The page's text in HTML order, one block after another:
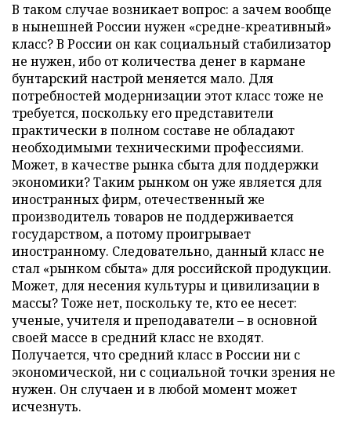
В таком случае возникает вопрос: а зачем вообще
в нынешней России нужен «средне-креативный»
класс? В России он как социальный стабилизатор
не нужен, ибо от количества денег в кармане
бунтарский настрой меняется мало. Для
потребностей модернизации этот класс тоже не
требуется, поскольку его представители
практически в полном составе не обладают
необходимыми техническими профессиями.
Может, в качестве рынка сбыта для поддержки
экономики? Таким рынком он уже является для
иностранных фирм, отечественный же
производитель товаров не поддерживается
государством, а потому проигрывает
иностранному. Следовательно, данный класс не
стал «рынком сбыта» для российской продукции.
Может, для несения культуры и цивилизации в
массы? Тоже нет, поскольку те, кто ее несет:
ученые, учителя и преподаватели – в основной
своей массе в средний класс не входят.
Получается, что средний класс в России ни с
экономической, ни с социальной точки зрения не
нужен. Он случаен и в любой момент может
исчезнуть.